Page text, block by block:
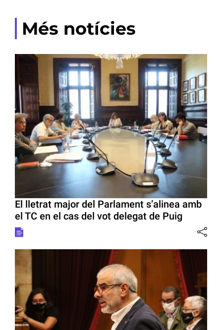
Més notícies
El lletrat major del Parlament s’alinea amb
el TC en el cas del vot delegat de Puig